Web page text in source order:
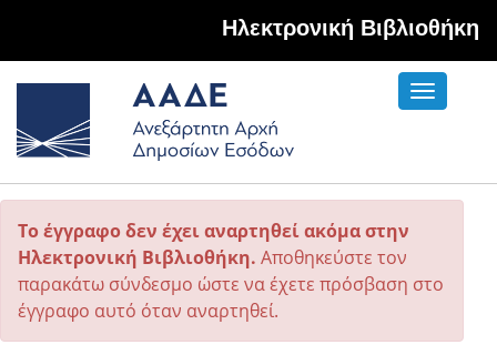
Hλεκτρονική Βιβλιοθήκη
Toggle
Το έγγραφο δεν έχει αναρτηθεί ακόμα στην
Ηλεκτρονική Βιβλιοθήκη. Αποθηκεύστε τον
παρακάτω σύνδεσμο ώστε να έχετε πρόσβαση στο
έγγραφο αυτό όταν αναρτηθεί.